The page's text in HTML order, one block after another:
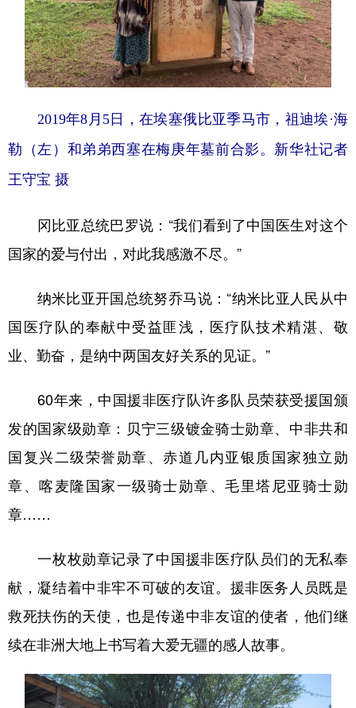
2019年8月5日，在埃塞俄比亚季马市，祖迪埃·海
勒（左）和弟弟西塞在梅庚年墓前合影。 新华社记者
王守宝 摄
冈比亚总统巴罗说：“我们看到了中国医生对这个
国家的爱与付出，对此我感激不尽。”
纳米比亚开国总统努乔马说：“纳米比亚人民从中
国医疗队的奉献中受益匪浅，医疗队技术精湛、敬
业、勤奋，是纳中两国友好关系的见证。”
60年来，中国援非医疗队许多队员荣获受援国颁
发的国家级勋章：贝宁三级镀金骑士勋章、中非共和
国复兴二级荣誉勋章、赤道几内亚银质国家独立勋
章、喀麦隆国家一级骑士勋章、毛里塔尼亚骑士勋
章……
一枚枚勋章记录了中国援非医疗队员们的无私奉
献，凝结着中非牢不可破的友谊。援非医务人员既是
救死扶伤的天使，也是传递中非友谊的使者，他们继
续在非洲大地上书写着大爱无疆的感人故事。